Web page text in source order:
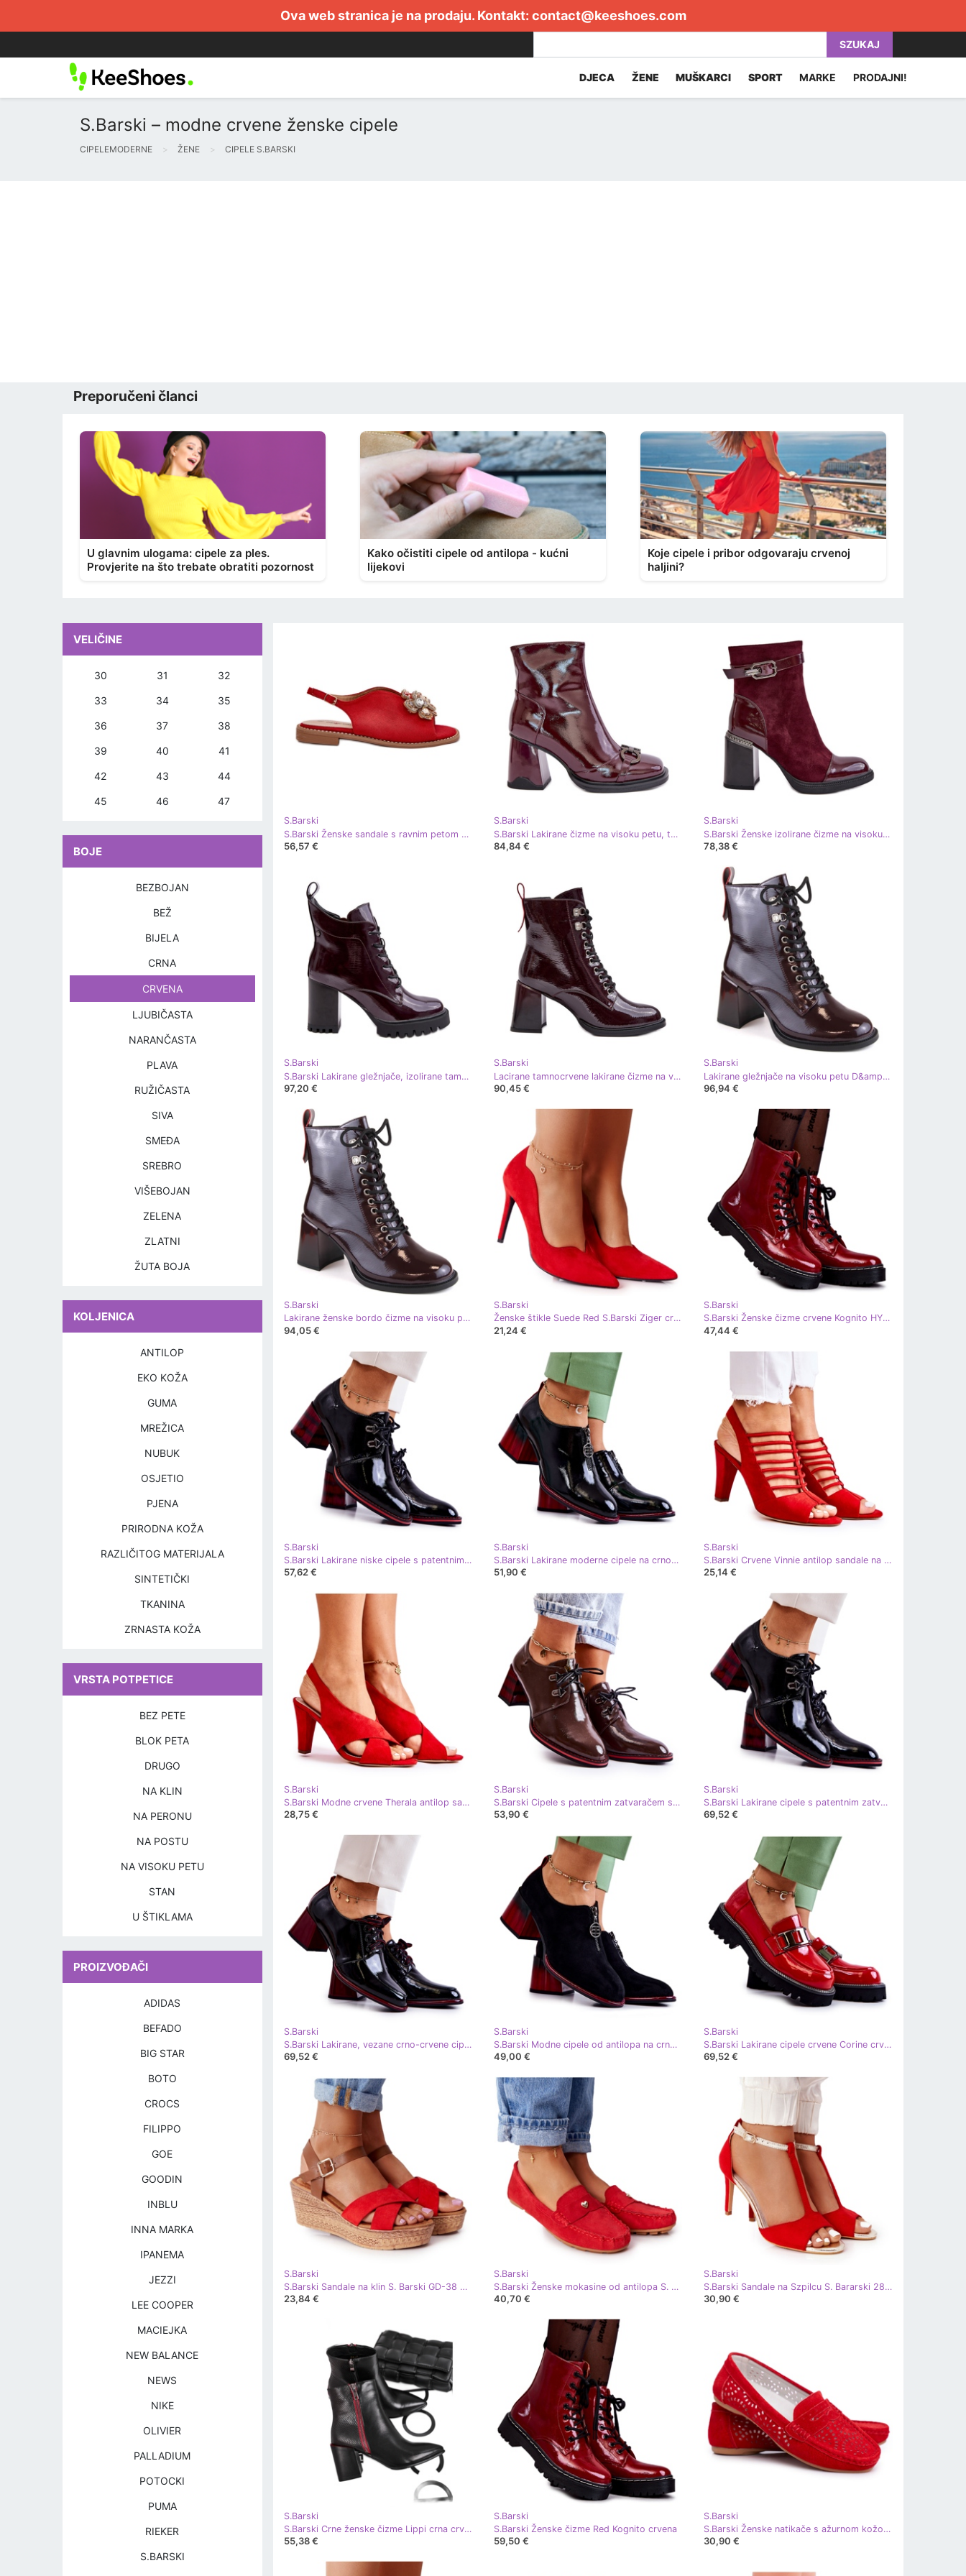
Ova web stranica je na prodaju. Kontakt: contact@keeshoes.com
SZUKAJ
DJECA ŽENE MUŠKARCI SPORT MARKE PRODAJNI!
S.Barski – modne crvene ženske cipele
CIPELEMODERNE ŽENE CIPELE S.BARSKI
Preporučeni članci
U glavnim ulogama: cipele za ples.
Provjerite na što trebate obratiti pozornost
Kako očistiti cipele od antilopa - kućni
lijekovi
Koje cipele i pribor odgovaraju crvenoj
haljini?
S.Barski
S.Barski Ženske sandale s ravnim petom s ukrasom S. Barski KV27-001 Crvena
56,57 €
S.Barski
S.Barski Lakirane čizme na visoku petu, tople, s ukrasom D&amp;A MR880-021 Bordo crvena
84,84 €
S.Barski
S.Barski Ženske izolirane čizme na visoku petu s ukrasnom kopčom D&amp;A MR880-085 Bordo crvena
78,38 €
S.Barski
S.Barski Lakirane gležnjače, izolirane tamnocrvene D&amp;A MR870-54 crvena
97,20 €
S.Barski
Lacirane tamnocrvene lakirane čizme na visoku petu S.Barski MR870-06 crvena
90,45 €
S.Barski
Lakirane gležnjače na visoku petu D&amp;A S.Barski Premium Collection W OLI225C bordo crvena
96,94 €
S.Barski
Lakirane ženske bordo čizme na visoku petu D&amp;A S.Barski Premium Collection MR870-06 crvena
94,05 €
S.Barski
Ženske štikle Suede Red S.Barski Ziger crvena
21,24 €
S.Barski
S.Barski Ženske čizme crvene Kognito HY56 crvena
47,44 €
S.Barski
S.Barski Lakirane niske cipele s patentnim zatvaračem crna crvena
57,62 €
S.Barski
S.Barski Lakirane moderne cipele na crno-crvenoj Lorena kocki crna crvena
51,90 €
S.Barski
S.Barski Crvene Vinnie antilop sandale na štikle crvena
25,14 €
S.Barski
S.Barski Modne crvene Therala antilop sandale crvena
28,75 €
S.Barski
S.Barski Cipele s patentnim zatvaračem smeđe i crvene Laurose smeđa crvena
53,90 €
S.Barski
S.Barski Lakirane cipele s patentnim zatvaračem u crnoj i crvenoj Laurosi crna crvena
69,52 €
S.Barski
S.Barski Lakirane, vezane crno-crvene cipele na postu od Esmer crna crvena
69,52 €
S.Barski
S.Barski Modne cipele od antilopa na crno-crvenoj Lorena kolčiću crna crvena
49,00 €
S.Barski
S.Barski Lakirane cipele crvene Corine crvena
69,52 €
S.Barski
S.Barski Sandale na klin S. Barski GD-38 Red smeđa crvena
23,84 €
S.Barski
S.Barski Ženske mokasine od antilopa S. Bararski Red crvena
40,70 €
S.Barski
S.Barski Sandale na Szpilcu S. Bararski 280-58 Crveno-zlato crvena zlatni
30,90 €
S.Barski
S.Barski Crne ženske čizme Lippi crna crvena
55,38 €
S.Barski
S.Barski Ženske čizme Red Kognito crvena
59,50 €
S.Barski
S.Barski Ženske natikače s ažurnom kožom Red Salem crvena
30,90 €
VELIČINE
30 31 32
33 34 35
36 37 38
39 40 41
42 43 44
45 46 47
BOJE
BEZBOJAN
BEŽ
BIJELA
CRNA
CRVENA
LJUBIČASTA
NARANČASTA
PLAVA
RUŽIČASTA
SIVA
SMEĐA
SREBRO
VIŠEBOJAN
ZELENA
ZLATNI
ŽUTA BOJA
KOLJENICA
ANTILOP
EKO KOŽA
GUMA
MREŽICA
NUBUK
OSJETIO
PJENA
PRIRODNA KOŽA
RAZLIČITOG MATERIJALA
SINTETIČKI
TKANINA
ZRNASTA KOŽA
VRSTA POTPETICE
BEZ PETE
BLOK PETA
DRUGO
NA KLIN
NA PERONU
NA POSTU
NA VISOKU PETU
STAN
U ŠTIKLAMA
PROIZVOĐAČI
ADIDAS
BEFADO
BIG STAR
BOTO
CROCS
FILIPPO
GOE
GOODIN
INBLU
INNA MARKA
IPANEMA
JEZZI
LEE COOPER
MACIEJKA
NEW BALANCE
NEWS
NIKE
OLIVIER
PALLADIUM
POTOCKI
PUMA
RIEKER
S.BARSKI